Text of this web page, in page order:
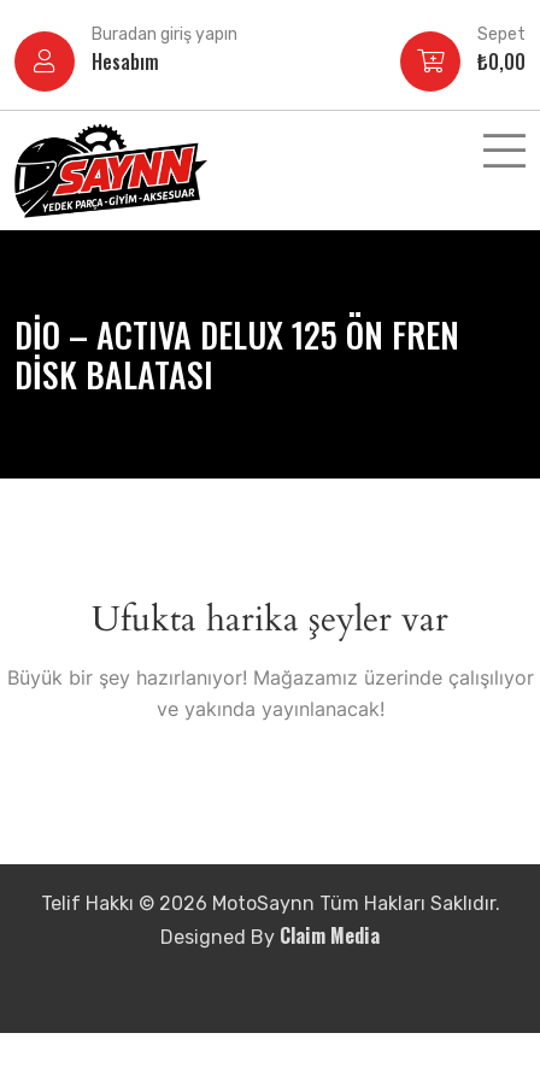
atla
Buradan giriş yapın
Hesabım
Sepet
₺0,00
DİO – ACTIVA DELUX 125 ÖN FREN
DİSK BALATASI
Ufukta harika şeyler var
Büyük bir şey hazırlanıyor! Mağazamız üzerinde çalışılıyor
ve yakında yayınlanacak!
Telif Hakkı © 2026 MotoSaynn Tüm Hakları Saklıdır.
Designed By Claim Media